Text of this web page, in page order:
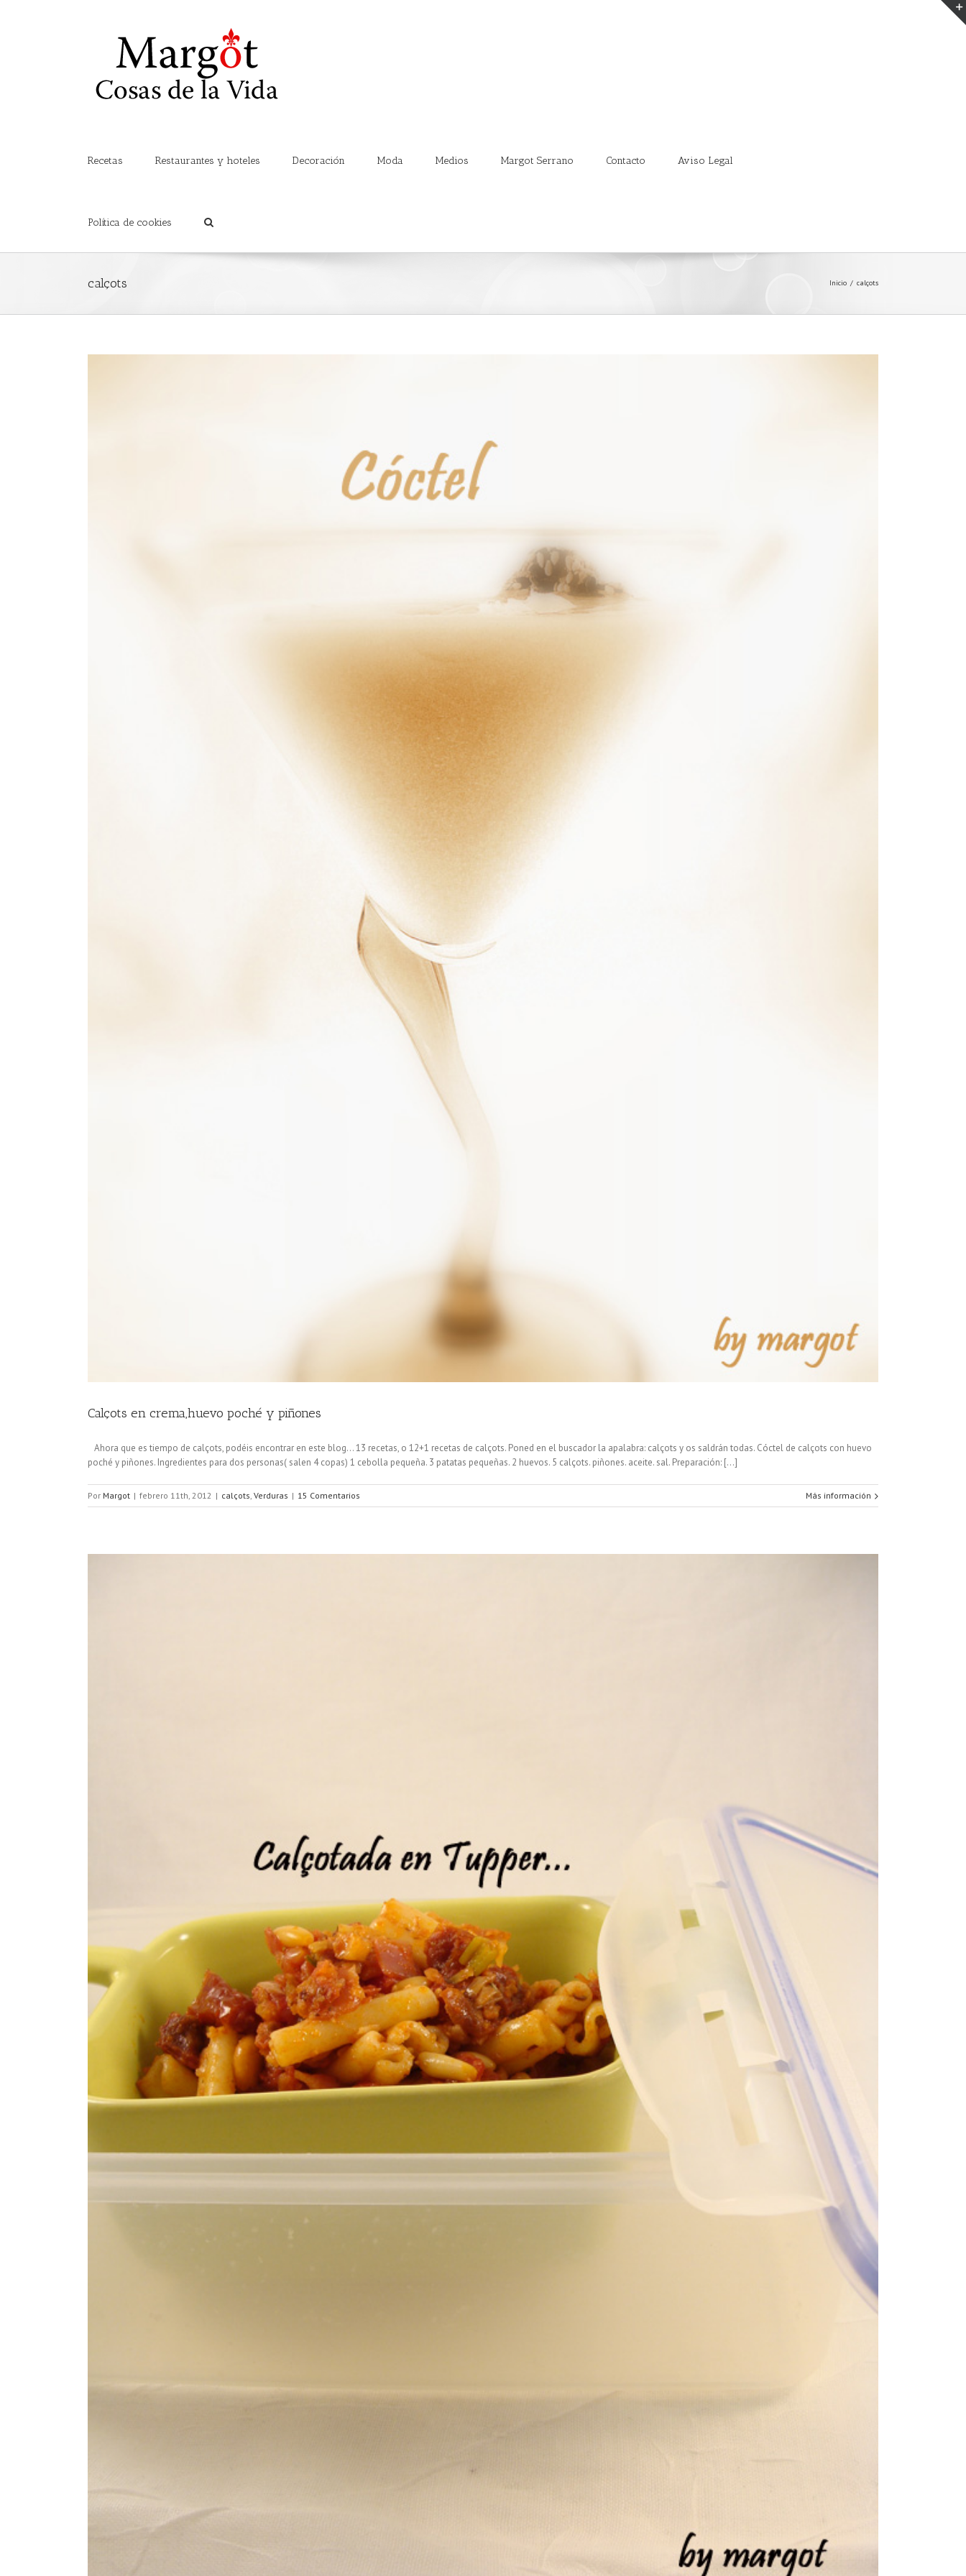
Recetas Restaurantes y hoteles Decoración Moda Medios Margot Serrano Contacto Aviso Legal
Política de cookies
calçots Inicio / calçots
Calçots en crema,huevo poché y piñones
Ahora que es tiempo de calçots, podéis encontrar en este blog... 13 recetas, o 12+1 recetas de calçots. Poned en el buscador la apalabra: calçots y os saldrán todas. Cóctel de calçots con huevo
poché y piñones. Ingredientes para dos personas( salen 4 copas) 1 cebolla pequeña. 3 patatas pequeñas. 2 huevos. 5 calçots. piñones. aceite. sal. Preparación: [...]
Por Margot | febrero 11th, 2012 | calçots, Verduras | 15 Comentarios Más información